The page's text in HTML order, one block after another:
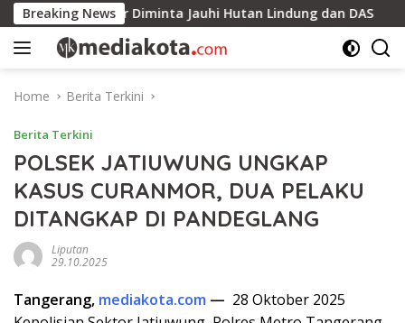
Skip
to
content
Breaking News
Timur Diminta Jauhi Hutan Lindung dan DAS
Home Berita Terkini
Berita Terkini
POLSEK JATIUWUNG UNGKAP
KASUS CURANMOR, DUA PELAKU
DITANGKAP DI PANDEGLANG
Liputan
29.10.2025
Tangerang, mediakota.com — 28 Oktober 2025